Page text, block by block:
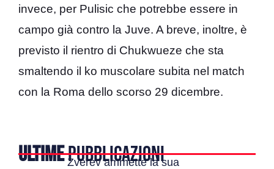
invece, per Pulisic che potrebbe essere in
campo già contro la Juve. A breve, inoltre, è
previsto il rientro di Chukwueze che sta
smaltendo il ko muscolare subita nel match
con la Roma dello scorso 29 dicembre.
ULTIMEPUBBLICAZIONI
Zverev ammette la sua